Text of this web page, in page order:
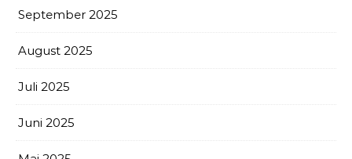
September 2025
August 2025
Juli 2025
Juni 2025